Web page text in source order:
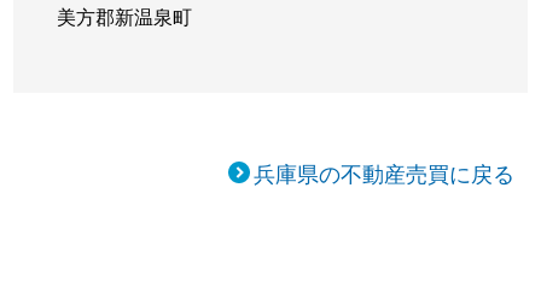
美方郡新温泉町
兵庫県の不動産売買に戻る